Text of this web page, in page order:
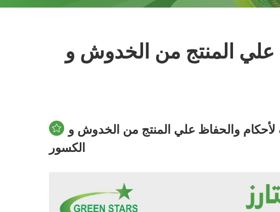
علي المنتج من الخدوش و
والحفاظ علي المنتج من الخدوش و
الكسور